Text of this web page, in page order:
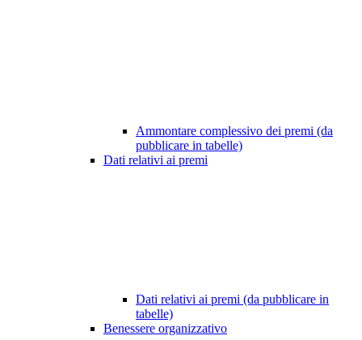
Ammontare complessivo dei premi (da
pubblicare in tabelle)
Dati relativi ai premi
Dati relativi ai premi (da pubblicare in
tabelle)
Benessere organizzativo